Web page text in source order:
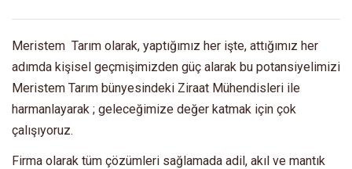
Meristem Tarım olarak, yaptığımız her işte, attığımız her
adımda kişisel geçmişimizden güç alarak bu potansiyelimizi
Meristem Tarım bünyesindeki Ziraat Mühendisleri ile
harmanlayarak ; geleceğimize değer katmak için çok
çalışıyoruz.
Firma olarak tüm çözümleri sağlamada adil, akıl ve mantık